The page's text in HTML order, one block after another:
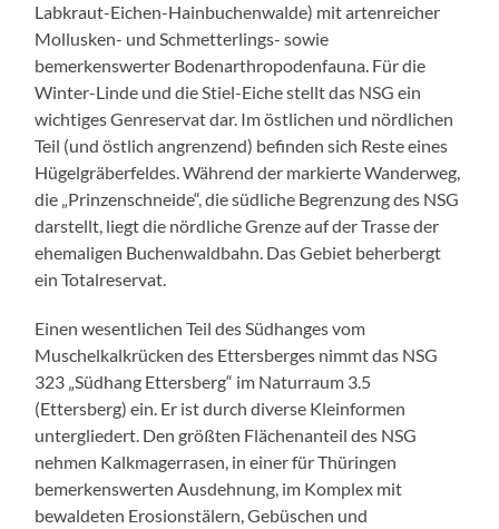
Labkraut-Eichen-Hainbuchenwalde) mit artenreicher
Mollusken- und Schmetterlings- sowie
bemerkenswerter Bodenarthropodenfauna. Für die
Winter-Linde und die Stiel-Eiche stellt das NSG ein
wichtiges Genreservat dar. Im östlichen und nördlichen
Teil (und östlich angrenzend) befinden sich Reste eines
Hügelgräberfeldes. Während der markierte Wanderweg,
die „Prinzenschneide“, die südliche Begrenzung des NSG
darstellt, liegt die nördliche Grenze auf der Trasse der
ehemaligen Buchenwaldbahn. Das Gebiet beherbergt
ein Totalreservat.
Einen wesentlichen Teil des Südhanges vom
Muschelkalkrücken des Ettersberges nimmt das NSG
323 „Südhang Ettersberg“ im Naturraum 3.5
(Ettersberg) ein. Er ist durch diverse Kleinformen
untergliedert. Den größten Flächenanteil des NSG
nehmen Kalkmagerrasen, in einer für Thüringen
bemerkenswerten Ausdehnung, im Komplex mit
bewaldeten Erosionstälern, Gebüschen und